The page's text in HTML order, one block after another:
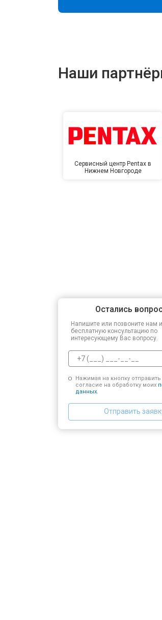
Наши
Сервисный центр Pentax в
Нижнем Новгороде
Остались
Напишите или позвоните нам
бесплатную консультацию по
интересующему Вас вопросу.
Нажимая на кнопку
согласие на обработку моих
данных.
Отправить